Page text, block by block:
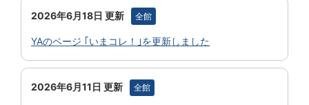
2026年6月18日 更新 全館
YAのページ ｢いまコレ！｣を更新しました
2026年6月11日 更新 全館